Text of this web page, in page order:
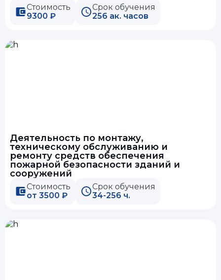
Стоимость
9300 ₽
Срок обучения
256 ак. часов
Деятельность по монтажу,
техническому обслуживанию и
ремонту средств обеспечения
пожарной безопасности зданий и
сооружений
Стоимость
от 3500 ₽
Срок обучения
34-256 ч.